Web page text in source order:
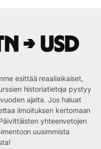
→ USD
esittää reaaliaikaiset,
historiatietoja pystyy
ajalta. Jos haluat
ilmoituksen kertomaan
yhteenvetojen
uusimmista